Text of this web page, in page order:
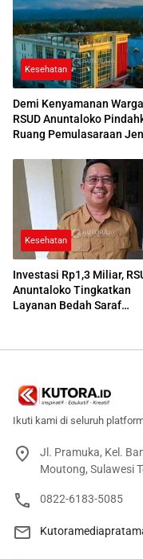
Kesehatan
Demi Kenyamanan
RSUD Anuntaloko
Ruang Pemulasaraan
Kesehatan
Investasi Rp1,3 Miliar,
Anuntaloko Tingkatkan
Layanan Bedah Saraf
Ikuti kami di seluruh
Jl. Pramuka, Kel.
Moutong, Sulawesi
0822-6183-5085